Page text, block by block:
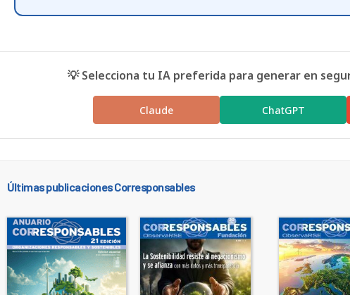
💡 Selecciona tu IA preferida para generar en
Claude ChatGPT
Últimas publicaciones Corresponsables